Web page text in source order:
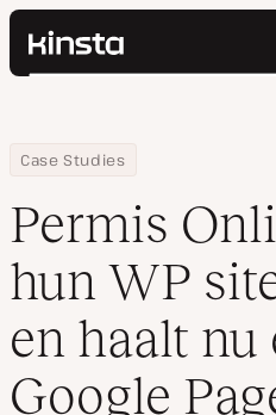
Kinsta®
Prijzen
Contact
Zoeken
Home
Bedrijf
Case Studies
Permis Online versnelt hun WP
Permis
hun WP
en haalt nu
Google